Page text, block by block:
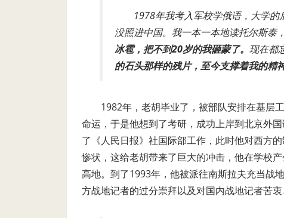
1978年我考入军校学俄语，大学的
没照进中国。我一本一本地读托尔斯泰
冰雹，把不到20岁的我砸蒙了。 现在都
的石头那样的残片，至今支撑着我的精
1982年，老胡毕业了，被部队安排在基层
命运，于是他想到了考研，成功上岸到北京外
了 《人民日报》社国际部工作，此时他对西方
惨状，这给老胡带来了巨大的冲击，他在学校
高地。到了1993年，他被派往南斯拉夫充当战
方战地记者的过分崇拜以及对国内战地记者苦